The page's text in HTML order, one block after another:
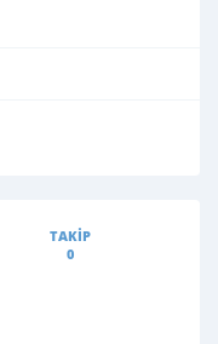
TAKIP
0